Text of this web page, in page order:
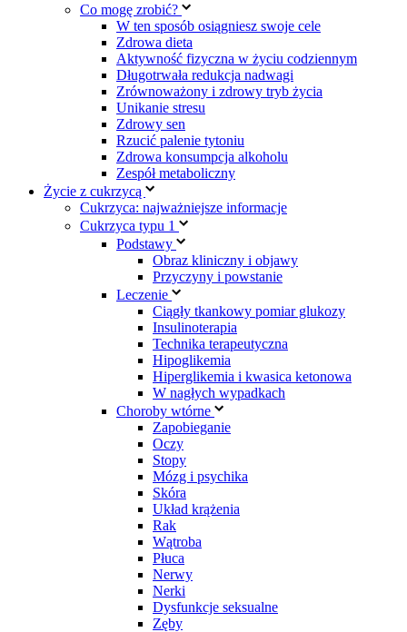
Co mogę zrobić?
W ten sposób osiągniesz swoje cele
Zdrowa dieta
Aktywność fizyczna w życiu codziennym
Długotrwała redukcja nadwagi
Zrównoważony i zdrowy tryb życia
Unikanie stresu
Zdrowy sen
Rzucić palenie tytoniu
Zdrowa konsumpcja alkoholu
Zespół metaboliczny
Życie z cukrzycą
Cukrzyca: najważniejsze informacje
Cukrzyca typu 1
Podstawy
Obraz kliniczny i objawy
Przyczyny i powstanie
Leczenie
Ciągły tkankowy pomiar glukozy
Insulinoterapia
Technika terapeutyczna
Hipoglikemia
Hiperglikemia i kwasica ketonowa
W nagłych wypadkach
Choroby wtórne
Zapobieganie
Oczy
Stopy
Mózg i psychika
Skóra
Układ krążenia
Rak
Wątroba
Płuca
Nerwy
Nerki
Dysfunkcje seksualne
Zęby